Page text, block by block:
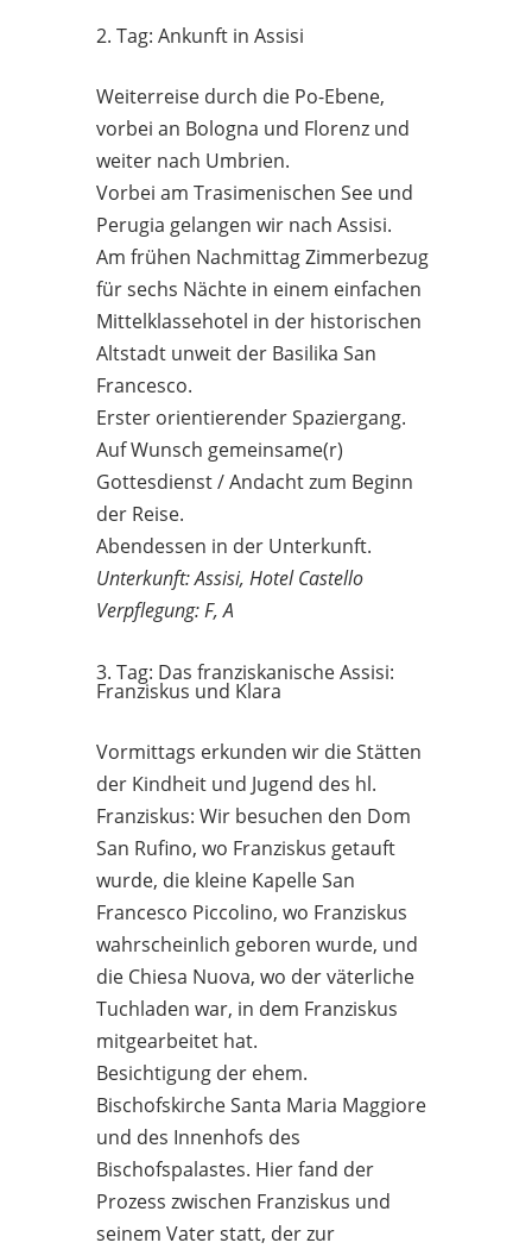
2. Tag: Ankunft in Assisi
Weiterreise durch die Po-Ebene,
vorbei an Bologna und Florenz und
weiter nach Umbrien.
Vorbei am Trasimenischen See und
Perugia gelangen wir nach Assisi.
Am frühen Nachmittag Zimmerbezug
für sechs Nächte in einem einfachen
Mittelklassehotel in der historischen
Altstadt unweit der Basilika San
Francesco.
Erster orientierender Spaziergang.
Auf Wunsch gemeinsame(r)
Gottesdienst / Andacht zum Beginn
der Reise.
Abendessen in der Unterkunft.
Unterkunft: Assisi, Hotel Castello
Verpflegung: F, A
3. Tag: Das franziskanische Assisi:
Franziskus und Klara
Vormittags erkunden wir die Stätten
der Kindheit und Jugend des hl.
Franziskus: Wir besuchen den Dom
San Rufino, wo Franziskus getauft
wurde, die kleine Kapelle San
Francesco Piccolino, wo Franziskus
wahrscheinlich geboren wurde, und
die Chiesa Nuova, wo der väterliche
Tuchladen war, in dem Franziskus
mitgearbeitet hat.
Besichtigung der ehem.
Bischofskirche Santa Maria Maggiore
und des Innenhofs des
Bischofspalastes. Hier fand der
Prozess zwischen Franziskus und
seinem Vater statt, der zur